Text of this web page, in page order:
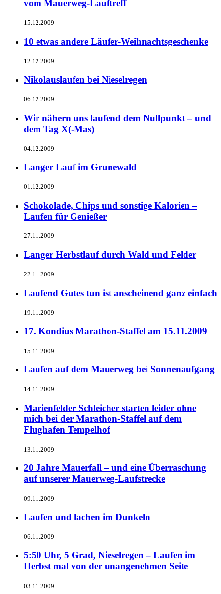
vom Mauerweg-Lauftreff
15.12.2009
10 etwas andere Läufer-Weihnachtsgeschenke
12.12.2009
Nikolauslaufen bei Nieselregen
06.12.2009
Wir nähern uns laufend dem Nullpunkt – und
dem Tag X(-Mas)
04.12.2009
Langer Lauf im Grunewald
01.12.2009
Schokolade, Chips und sonstige Kalorien –
Laufen für Genießer
27.11.2009
Langer Herbstlauf durch Wald und Felder
22.11.2009
Laufend Gutes tun ist anscheinend ganz einfach
19.11.2009
17. Kondius Marathon-Staffel am 15.11.2009
15.11.2009
Laufen auf dem Mauerweg bei Sonnenaufgang
14.11.2009
Marienfelder Schleicher starten leider ohne
mich bei der Marathon-Staffel auf dem
Flughafen Tempelhof
13.11.2009
20 Jahre Mauerfall – und eine Überraschung
auf unserer Mauerweg-Laufstrecke
09.11.2009
Laufen und lachen im Dunkeln
06.11.2009
5:50 Uhr, 5 Grad, Nieselregen – Laufen im
Herbst mal von der unangenehmen Seite
03.11.2009